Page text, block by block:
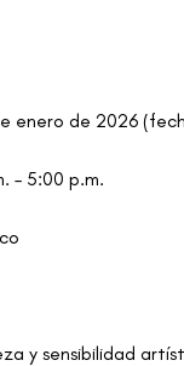
enero de 2026
– 5:00 p.m.
y sensibilidad